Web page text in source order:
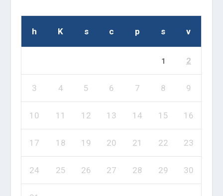
h K s c p s v
1 2
3 4 5 6 7 8 9
10 11 12 13 14 15 16
17 18 19 20 21 22 23
24 25 26 27 28 29 30